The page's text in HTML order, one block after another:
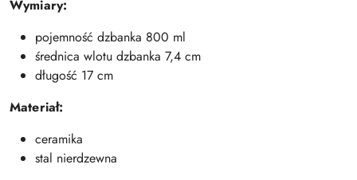
Wymiary:
pojemność dzbanka 800 ml
średnica wlotu dzbanka 7,4 cm
długość 17 cm
Materiał:
ceramika
stal nierdzewna